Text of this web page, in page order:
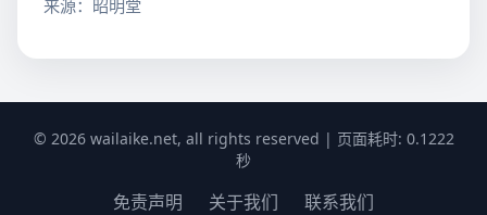
来源：昭明堂
© 2026 wailaike.net, all rights reserved | 页面耗时: 0.1222
秒
免责声明 关于我们 联系我们